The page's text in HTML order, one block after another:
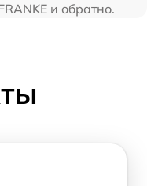
и обратно.